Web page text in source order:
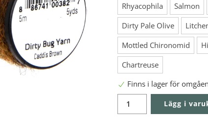
Rhyacophila
Salmon
Dirty Pale Olive
Mottled Chironomid
Chartreuse
Finns i lager för
Lägg i